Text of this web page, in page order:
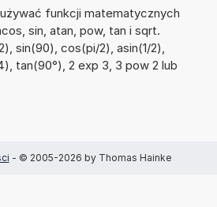
funkcji matematycznych
sin, atan, pow, tan i sqrt.
sin(90), cos(pi/2), asin(1/2),
tan(90°), 2 exp 3, 3 pow 2 lub
- © 2005-2026 by Thomas Hainke